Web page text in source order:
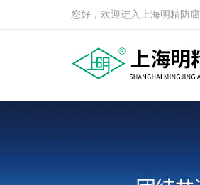
您好，欢迎进入上海明精防